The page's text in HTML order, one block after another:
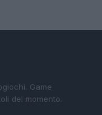
Game
del momento.